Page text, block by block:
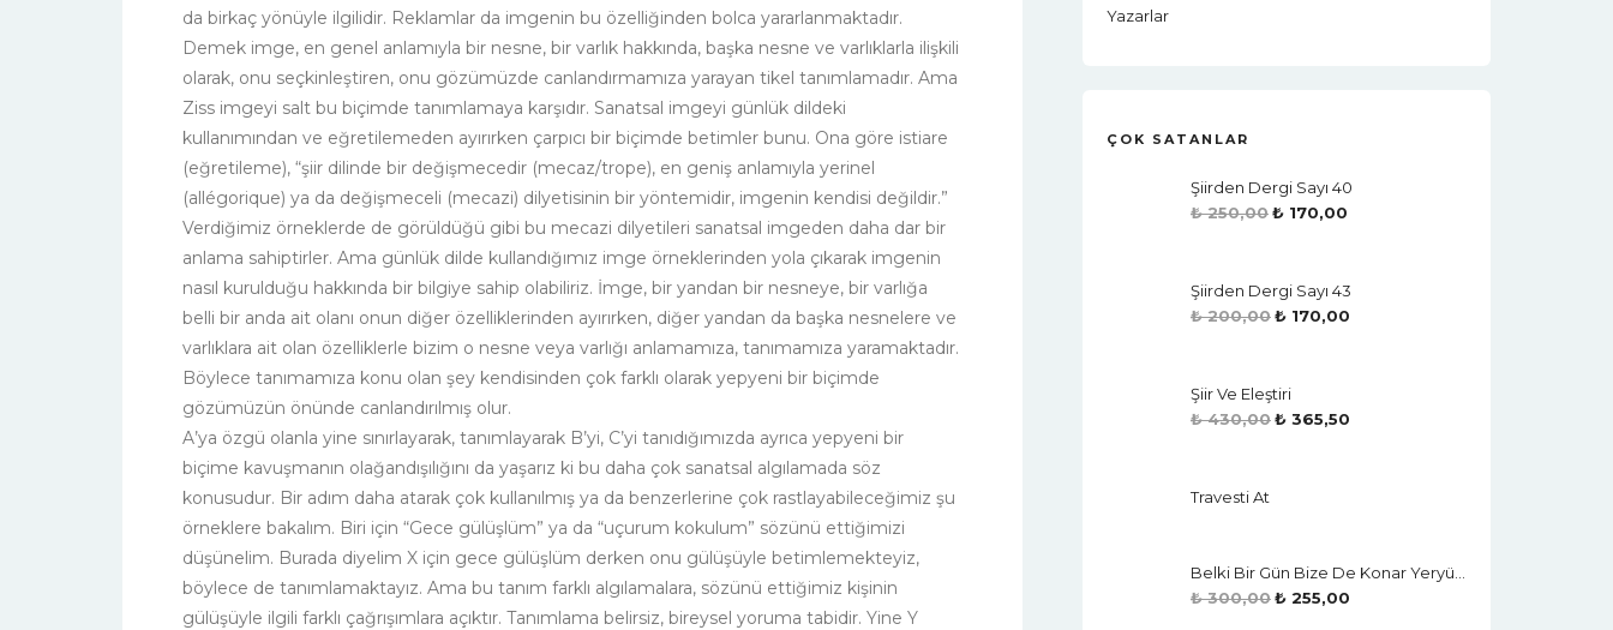
da birkaç yönüyle ilgilidir. Reklamlar da imgenin bu özelliğinden bolca yararlanmaktadır.
Demek imge, en genel anlamıyla bir nesne, bir varlık hakkında, başka nesne ve varlıklarla ilişkili
olarak, onu seçkinleştiren, onu gözümüzde canlandırmamıza yarayan tikel tanımlamadır. Ama
Ziss imgeyi salt bu biçimde tanımlamaya karşıdır. Sanatsal imgeyi günlük dildeki
kullanımından ve eğretilemeden ayırırken çarpıcı bir biçimde betimler bunu. Ona göre istiare
(eğretileme), “şiir dilinde bir değişmecedir (mecaz/trope), en geniş anlamıyla yerinel
(allégorique) ya da değişmeceli (mecazi) dilyetisinin bir yöntemidir, imgenin kendisi değildir.”
Verdiğimiz örneklerde de görüldüğü gibi bu mecazi dilyetileri sanatsal imgeden daha dar bir
anlama sahiptirler. Ama günlük dilde kullandığımız imge örneklerinden yola çıkarak imgenin
nasıl kurulduğu hakkında bir bilgiye sahip olabiliriz. İmge, bir yandan bir nesneye, bir varlığa
belli bir anda ait olanı onun diğer özelliklerinden ayırırken, diğer yandan da başka nesnelere ve
varlıklara ait olan özelliklerle bizim o nesne veya varlığı anlamamıza, tanımamıza yaramaktadır.
Böylece tanımamıza konu olan şey kendisinden çok farklı olarak yepyeni bir biçimde
gözümüzün önünde canlandırılmış olur.
A’ya özgü olanla yine sınırlayarak, tanımlayarak B’yi, C’yi tanıdığımızda ayrıca yepyeni bir
biçime kavuşmanın olağandışılığını da yaşarız ki bu daha çok sanatsal algılamada söz
konusudur. Bir adım daha atarak çok kullanılmış ya da benzerlerine çok rastlayabileceğimiz şu
örneklere bakalım. Biri için “Gece gülüşlüm” ya da “uçurum kokulum” sözünü ettiğimizi
düşünelim. Burada diyelim X için gece gülüşlüm derken onu gülüşüyle betimlemekteyiz,
böylece de tanımlamaktayız. Ama bu tanım farklı algılamalara, sözünü ettiğimiz kişinin
gülüşüyle ilgili farklı çağrışımlara açıktır. Tanımlama belirsiz, bireysel yoruma tabidir. Yine Y
Yazarlar
ÇOK SATANLAR
Şiirden Dergi Sayı 40
₺250,00₺ 170,00
Şiirden Dergi Sayı 43
₺200,00₺ 170,00
Şiir Ve Eleştiri
₺430,00₺ 365,50
Travesti At
₺300,00₺ 255,00